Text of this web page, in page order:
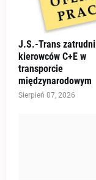
J.S.-Trans zatrudni
kierowców C+E w
transporcie
międzynarodowym
Sierpień 07, 2026